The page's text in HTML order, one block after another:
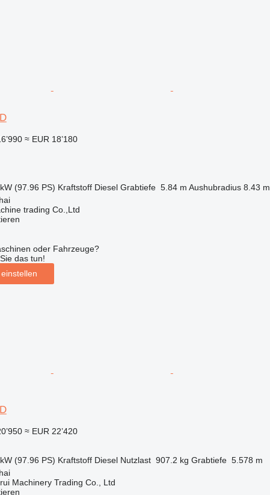
≈ EUR 18’180
(97.96 PS) Kraftstoff Diesel Grabtiefe 5.84 m Aushubradius 8.43 m
trading Co.,Ltd
oder Fahrzeuge?
das tun!
≈ EUR 22’420
(97.96 PS) Kraftstoff Diesel Nutzlast 907.2 kg Grabtiefe 5.578 m
Machinery Trading Co., Ltd